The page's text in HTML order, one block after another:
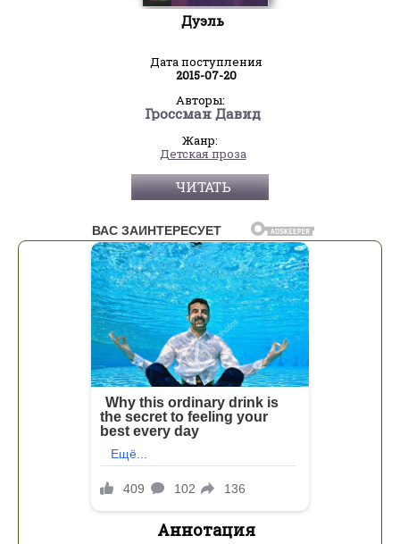
Дуэль
Дата поступления
2015-07-20
Авторы:
Гроссман Давид
Жанр:
Детская проза
ЧИТАТЬ
Аннотация